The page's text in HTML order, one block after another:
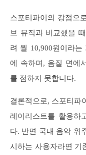
스포티파이의 강점으
브 뮤직과 비교했을
려 월 10,900원이라
에 속하며, 음질 면에
를 점하지 못합니다.
결론적으로, 스포티파
레이리스트를 활용하
다. 반면 국내 음악 위
시하는 사용자라면 기